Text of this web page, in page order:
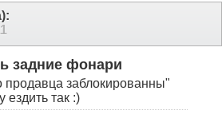
задние фонари
заблокированны"
ездить так :)